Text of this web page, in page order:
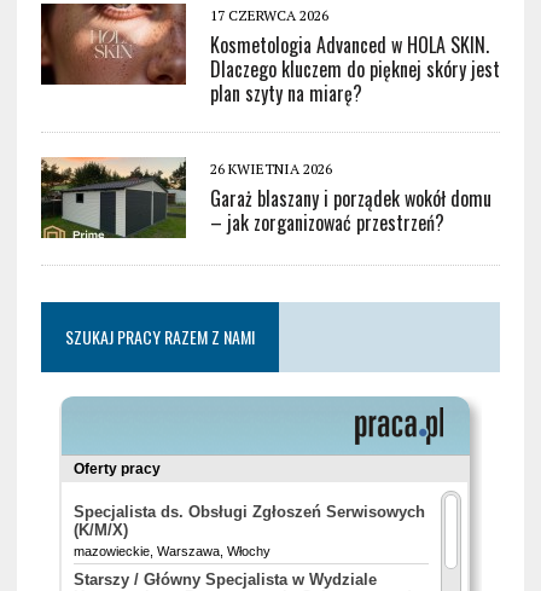
17 CZERWCA 2026
Kosmetologia Advanced w HOLA SKIN.
Dlaczego kluczem do pięknej skóry jest
plan szyty na miarę?
26 KWIETNIA 2026
Garaż blaszany i porządek wokół domu
– jak zorganizować przestrzeń?
SZUKAJ PRACY RAZEM Z NAMI